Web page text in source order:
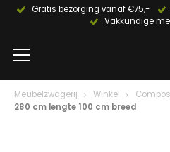
Gratis bezorging vanaf €75,-
Vakkundige
Meubelzwagerij Winkel
280 cm lengte 100 cm breed